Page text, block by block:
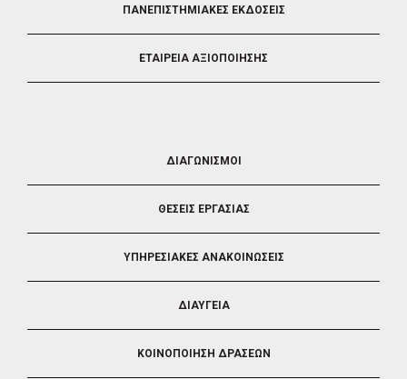
ΠΑΝΕΠΙΣΤΗΜΙΑΚΕΣ ΕΚΔΟΣΕΙΣ
ΕΤΑΙΡΕΙΑ ΑΞΙΟΠΟΙΗΣΗΣ
ΔΙΑΓΩΝΙΣΜΟΙ
ΘΕΣΕΙΣ ΕΡΓΑΣΙΑΣ
ΥΠΗΡΕΣΙΑΚΕΣ ΑΝΑΚΟΙΝΩΣΕΙΣ
ΔΙΑΥΓΕΙΑ
ΚΟΙΝΟΠΟΙΗΣΗ ΔΡΑΣΕΩΝ